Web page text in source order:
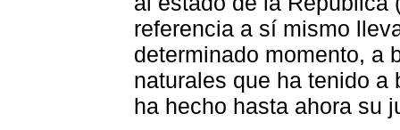
referencia a sí mismo
determinado momento, a
naturales que ha tenido
ha hecho hasta ahora su